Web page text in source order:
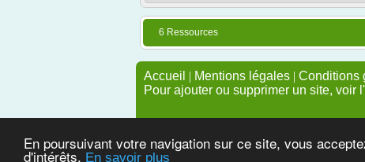
En poursuivant votre navigation sur ce site, vous
d'intérêts. En savoir plus
6 Ressources
Accueil | Mentions légales | Conditions
Pour ajouter ou supprimer un site, voir